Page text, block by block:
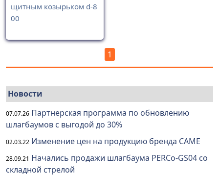
щитным козырьком d-8
00
1
Новости
07.07.26 Партнерская программа по обновлению
шлагбаумов с выгодой до 30%
02.03.22 Изменение цен на продукцию бренда CAME
28.09.21 Начались продажи шлагбаума PERCo-GS04 со
складной стрелой